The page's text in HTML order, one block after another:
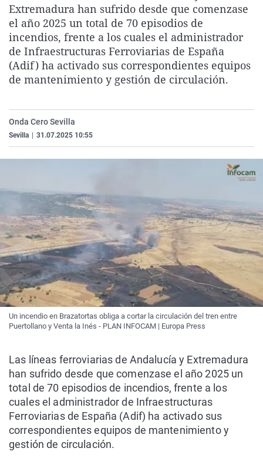
La rosa de los vientos
Gente viajera
Como el perro y el
Caso
Retornados
Equipo de
Operación Viuda
Extremadura
Galicia
La Rioja
Navarra
Virales
Televisión
Elecciones
Extremadura han sufrido desde que comenzase
el año 2025 un total de 70 episodios de
incendios, frente a los cuales el administrador
de Infraestructuras Ferroviarias de España
(Adif) ha activado sus correspondientes equipos
de mantenimiento y gestión de circulación.
Onda Cero Sevilla
Sevilla 31.07.2025 10:55
Un incendio en Brazatortas obliga a cortar la circulación del tren entre
Puertollano y Venta la Inés - PLAN INFOCAM | Europa Press
Las líneas ferroviarias de Andalucía y Extremadura
han sufrido desde que comenzase el año 2025 un
total de 70 episodios de incendios, frente a los
cuales el administrador de Infraestructuras
Ferroviarias de España (Adif) ha activado sus
correspondientes equipos de mantenimiento y
gestión de circulación.